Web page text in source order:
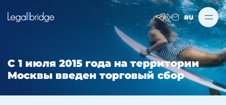
RU
С 1 июля 2015 года на территории
Москвы введен торговый сбор